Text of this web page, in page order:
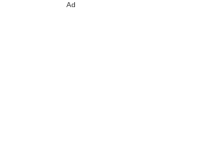
Ad